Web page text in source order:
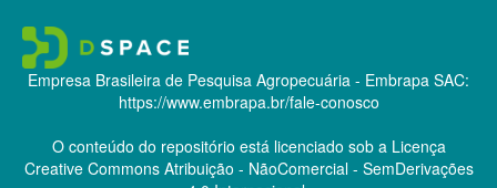
Empresa Brasileira de Pesquisa Agropecuária - Embrapa SAC:
https://www.embrapa.br/fale-conosco
O conteúdo do repositório está licenciado sob a Licença
Creative CommonsAtribuição - NãoComercial - SemDerivações